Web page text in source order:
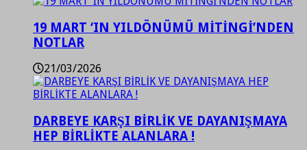
19 MART ‘IN YILDÖNÜMÜ MİTİNGİ’NDEN
NOTLAR
21/03/2026
DARBEYE KARŞI BİRLİK VE DAYANIŞMAYA
HEP BİRLİKTE ALANLARA !